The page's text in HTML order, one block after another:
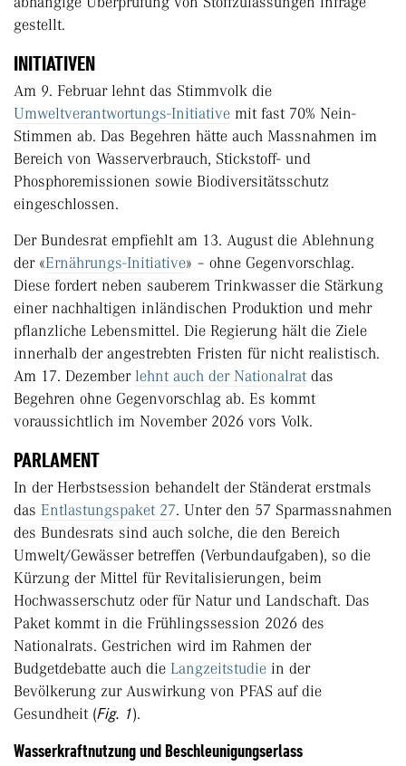
gestellt.
INITIATIVEN
Am 9. Februar lehnt das Stimmvolk die
Umweltverantwortungs-Initiative mit fast 70% Nein-
Stimmen ab. Das Begehren hätte auch Massnahmen im
Bereich von Wasserverbrauch, Stickstoff- und
Phosphoremissionen sowie Biodiversitätsschutz
eingeschlossen.
Der Bundesrat empfiehlt am 13. August die Ablehnung
der «Ernährungs-Initiative» – ohne Gegenvorschlag.
Diese fordert neben sauberem Trinkwasser die Stärkung
einer nachhaltigen inländischen Produktion und mehr
pflanzliche Lebensmittel. Die Regierung hält die Ziele
innerhalb der angestrebten Fristen für nicht realistisch.
Am 17. Dezember lehnt auch der Nationalrat das
Begehren ohne Gegenvorschlag ab. Es kommt
voraussichtlich im November 2026 vors Volk.
PARLAMENT
In der Herbstsession behandelt der Ständerat erstmals
das Entlastungspaket 27. Unter den 57 Sparmassnahmen
des Bundesrats sind auch solche, die den Bereich
Umwelt/Gewässer betreffen (Verbundaufgaben), so die
Kürzung der Mittel für Revitalisierungen, beim
Hochwasserschutz oder für Natur und Landschaft. Das
Paket kommt in die Frühlingssession 2026 des
Nationalrats. Gestrichen wird im Rahmen der
Budgetdebatte auch die Langzeitstudie in der
Bevölkerung zur Auswirkung von PFAS auf die
Gesundheit (Fig. 1).
Wasserkraftnutzung und Beschleunigungserlass